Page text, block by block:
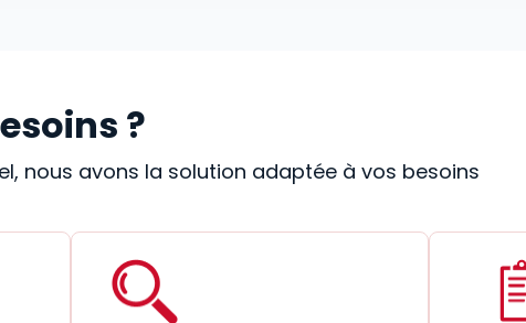
?
nous avons la solution adaptée à vos besoins